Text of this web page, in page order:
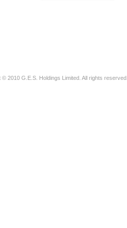
© 2010 G.E.S. Holdings Limited. All rights reserved.